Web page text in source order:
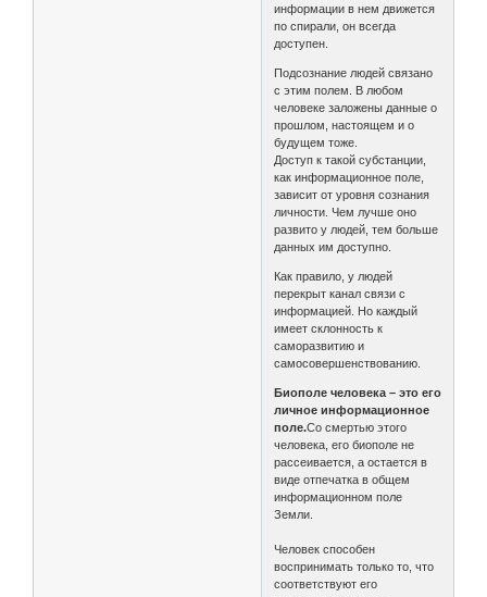
информации в нем движется
по спирали, он всегда
доступен.
Подсознание людей связано
с этим полем. В любом
человеке заложены данные о
прошлом, настоящем и о
будущем тоже.
Доступ к такой субстанции,
как информационное поле,
зависит от уровня сознания
личности. Чем лучше оно
развито у людей, тем больше
данных им доступно.
Как правило, у людей
перекрыт канал связи с
информацией. Но каждый
имеет склонность к
саморазвитию и
самосовершенствованию.
Биополе человека – это его
личное информационное
поле.Со смертью этого
человека, его биополе не
рассеивается, а остается в
виде отпечатка в общем
информационном поле
Земли.
Человек способен
воспринимать только то, что
соответствуют его